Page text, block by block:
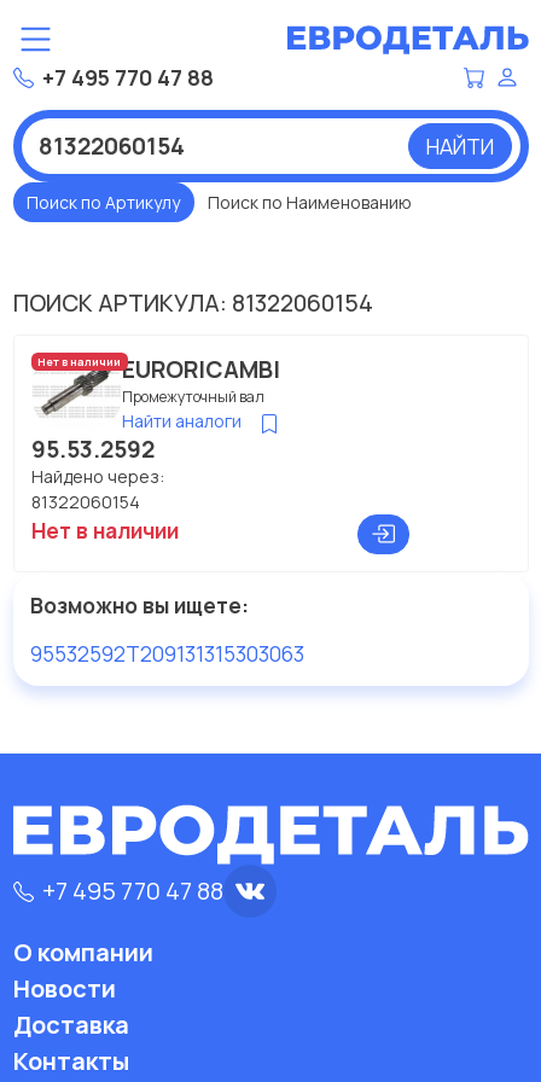
+7 495 770 47 88
НАЙТИ
Поиск по Артикулу Поиск по Наименованию
ПОИСК АРТИКУЛА: 81322060154
Нет в наличииEURORICAMBI
Промежуточный вал
Найти аналоги
95.53.2592
Найдено через:
81322060154
Нет в наличии
Возможно вы ищете:
95532592T209131315303063
+7 495 770 47 88
О компании
Новости
Доставка
Контакты